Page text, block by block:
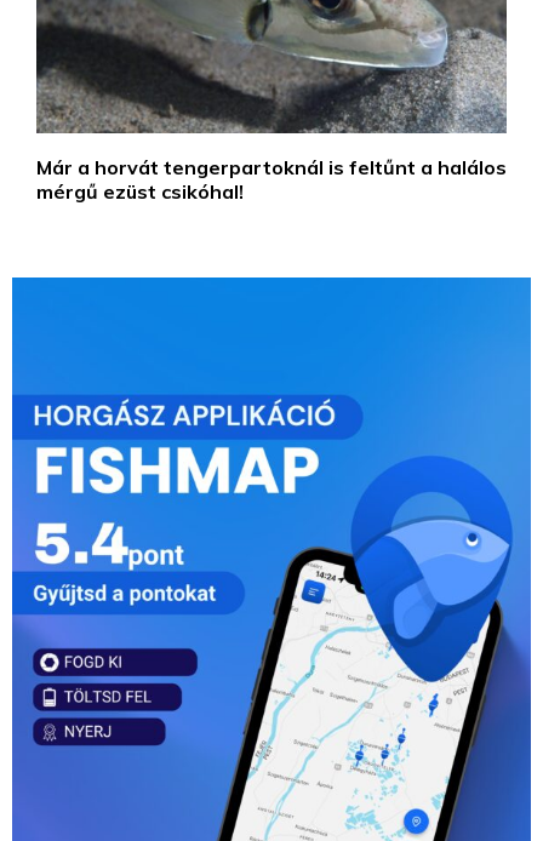
Már a horvát tengerpartoknál is feltűnt a halálos
mérgű ezüst csikóhal!